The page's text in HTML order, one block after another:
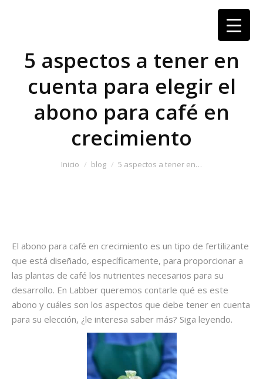
5 aspectos a tener en
cuenta para elegir el
abono para café en
crecimiento
Inicio blog 5 aspectos a tener en…
El abono para café en crecimiento es un tipo de fertilizante
que está diseñado, específicamente, para proporcionar a
las plantas de café los nutrientes necesarios para su
desarrollo. En Labber queremos contarle qué es este
abono y cuáles son los aspectos que debe tener en cuenta
para su elección, ¿le interesa saber más? Siga leyendo.